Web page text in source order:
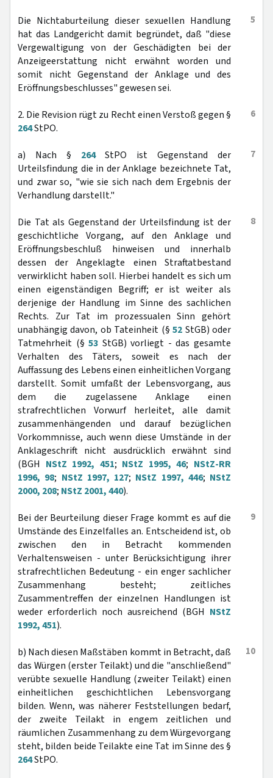
5
Die Nichtaburteilung dieser sexuellen Handlung
hat das Landgericht damit begründet, daß "diese
Vergewaltigung von der Geschädigten bei der
Anzeigeerstattung nicht erwähnt worden und
somit nicht Gegenstand der Anklage und des
Eröffnungsbeschlusses" gewesen sei.
6
2. Die Revision rügt zu Recht einen Verstoß gegen §
264StPO.
7
a) Nach § 264StPO ist Gegenstand der
Urteilsfindung die in der Anklage bezeichnete Tat,
und zwar so, "wie sie sich nach dem Ergebnis der
Verhandlung darstellt."
8
Die Tat als Gegenstand der Urteilsfindung ist der
geschichtliche Vorgang, auf den Anklage und
Eröffnungsbeschluß hinweisen und innerhalb
dessen der Angeklagte einen Straftatbestand
verwirklicht haben soll. Hierbei handelt es sich um
einen eigenständigen Begriff; er ist weiter als
derjenige der Handlung im Sinne des sachlichen
Rechts. Zur Tat im prozessualen Sinn gehört
unabhängig davon, ob Tateinheit (§52 StGB) oder
Tatmehrheit (§53 StGB) vorliegt - das gesamte
Verhalten des Täters, soweit es nach der
Auffassung des Lebens einen einheitlichen Vorgang
darstellt. Somit umfaßt der Lebensvorgang, aus
dem die zugelassene Anklage einen
strafrechtlichen Vorwurf herleitet, alle damit
zusammenhängenden und darauf bezüglichen
Vorkommnisse, auch wenn diese Umstände in der
Anklageschrift nicht ausdrücklich erwähnt sind
(BGH NStZ 1992, 451; NStZ 1995, 46; NStZ-RR
1996, 98; NStZ 1997, 127; NStZ 1997, 446; NStZ
2000, 208; NStZ 2001, 440).
9
Bei der Beurteilung dieser Frage kommt es auf die
Umstände des Einzelfalles an. Entscheidend ist, ob
zwischen den in Betracht kommenden
Verhaltensweisen - unter Berücksichtigung ihrer
strafrechtlichen Bedeutung - ein enger sachlicher
Zusammenhang besteht; zeitliches
Zusammentreffen der einzelnen Handlungen ist
weder erforderlich noch ausreichend (BGH NStZ
1992, 451).
10
b) Nach diesen Maßstäben kommt in Betracht, daß
das Würgen (erster Teilakt) und die "anschließend"
verübte sexuelle Handlung (zweiter Teilakt) einen
einheitlichen geschichtlichen Lebensvorgang
bilden. Wenn, was näherer Feststellungen bedarf,
der zweite Teilakt in engem zeitlichen und
räumlichen Zusammenhang zu dem Würgevorgang
steht, bilden beide Teilakte eine Tat im Sinne des §
264StPO.